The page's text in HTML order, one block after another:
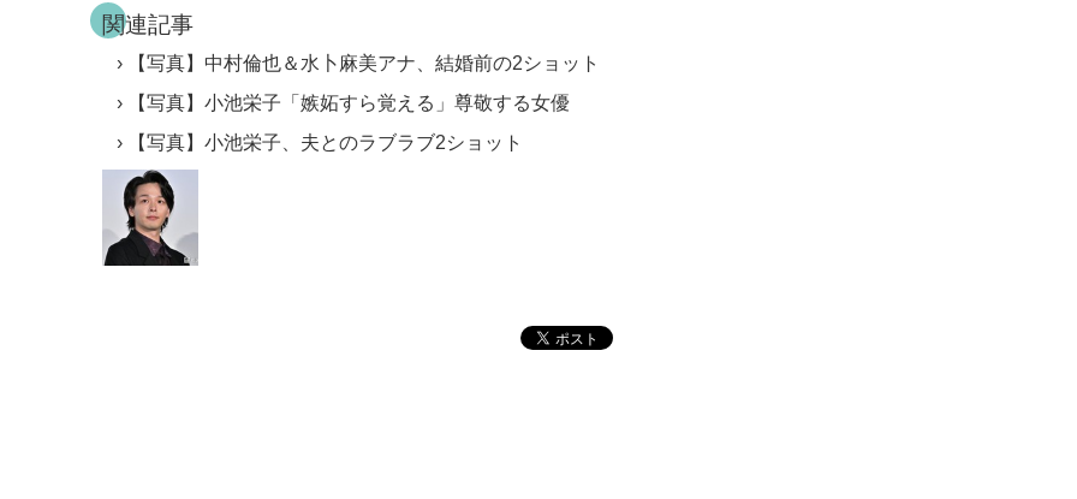
関連記事
【写真】中村倫也＆水卜麻美アナ、結婚前の2ショット
【写真】小池栄子「嫉妬すら覚える」尊敬する女優
【写真】小池栄子、夫とのラブラブ2ショット